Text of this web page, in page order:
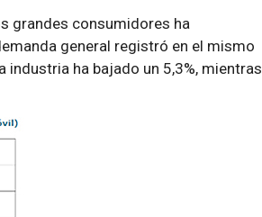
grandes consumidores ha
general registró en el mismo
ha bajado un 5,3%, mientras